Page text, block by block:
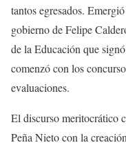
tantos egresados.
gobierno de Felipe
de la Educación que
comenzó con los
evaluaciones.
El discurso meritocrático
Peña Nieto con la